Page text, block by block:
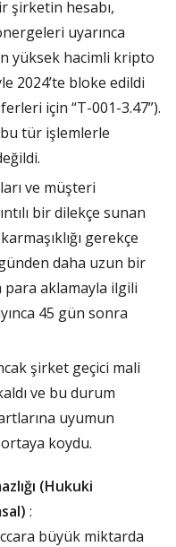
şirketin hesabı,
uyarınca
yüksek hacimli kripto
2024’te bloke edildi
için “T-001-3.47”).
tür işlemlerle
ve müşteri
bir dilekçe sunan
gerekçe
daha uzun bir
para aklamayla ilgili
45 gün sonra
şirket geçici mali
ve bu durum
uyumun
koydu.
(Hukuki
:
büyük miktarda